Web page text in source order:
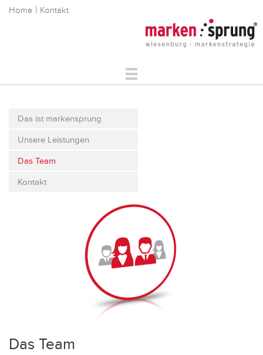
Digitale Markenführung
Home | Kontakt
Das ist markensprung
Unsere Leistungen
Das Team
Kontakt
Das Team